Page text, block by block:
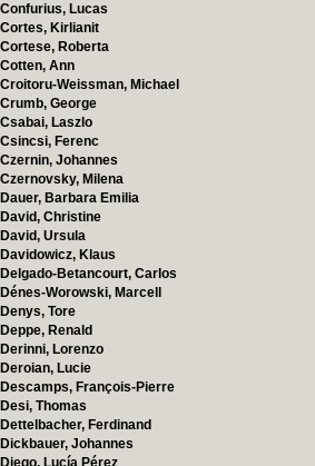
Confurius, Lucas
Cortes, Kirlianit
Cortese, Roberta
Cotten, Ann
Croitoru-Weissman, Michael
Crumb, George
Csabai, Laszlo
Csincsi, Ferenc
Czernin, Johannes
Czernovsky, Milena
Dauer, Barbara Emilia
David, Christine
David, Ursula
Davidowicz, Klaus
Delgado-Betancourt, Carlos
Dénes-Worowski, Marcell
Denys, Tore
Deppe, Renald
Derinni, Lorenzo
Deroian, Lucie
Descamps, François-Pierre
Desi, Thomas
Dettelbacher, Ferdinand
Dickbauer, Johannes
Diego, Lucía Pérez